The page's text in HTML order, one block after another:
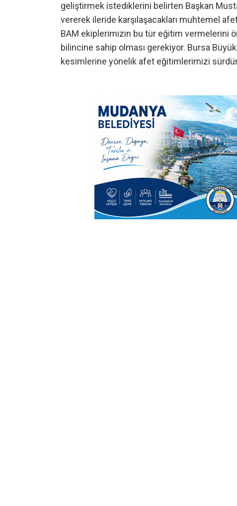
geliştirmek istediklerini belirten Başkan
vererek ileride karşılaşacakları muhtemel
BAM ekiplerimizin bu tür eğitim vermelerini
bilincine sahip olması gerekiyor. Bursa
kesimlerine yönelik afet eğitimlerimizi